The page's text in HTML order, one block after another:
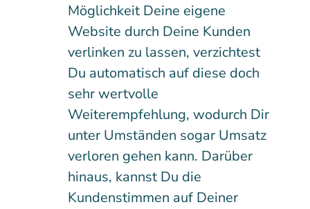
Möglichkeit Deine eigene
Website durch Deine Kunden
verlinken zu lassen, verzichtest
Du automatisch auf diese doch
sehr wertvolle
Weiterempfehlung, wodurch Dir
unter Umständen sogar Umsatz
verloren gehen kann. Darüber
hinaus, kannst Du die
Kundenstimmen auf Deiner